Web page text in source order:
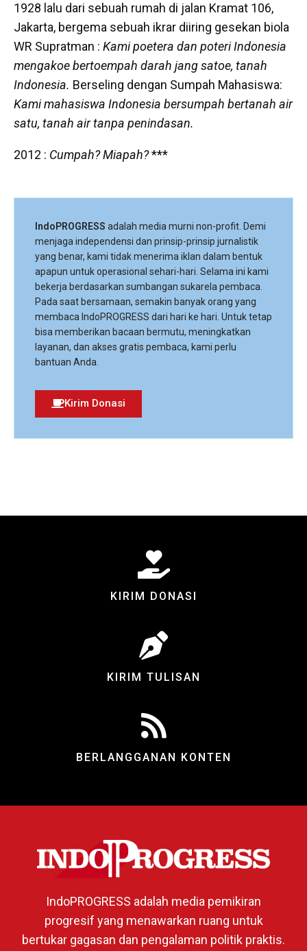
1928 lalu dari sebuah rumah di jalan Kramat 106,
Jakarta, bergema sebuah ikrar diiring gesekan biola
WR Supratman : Kami poetera dan poteri Indonesia
mengakoe bertoempah darah jang satoe, tanah
Indonesia. Berseling dengan Sumpah Mahasiswa:
Kami mahasiswa Indonesia bersumpah bertanah air
satu, tanah air tanpa penindasan.
2012 : Cumpah? Miapah?***
IndoPROGRESS adalah media murni non-profit. Demi
menjaga independensi dan prinsip-prinsip jurnalistik
yang benar, kami tidak menerima iklan dalam bentuk
apapun untuk operasional sehari-hari. Selama ini kami
bekerja berdasarkan sumbangan sukarela pembaca.
Pada saat bersamaan, semakin banyak orang yang
membaca IndoPROGRESS dari hari ke hari. Untuk tetap
bisa memberikan bacaan bermutu, meningkatkan
layanan, dan akses gratis pembaca, kami perlu
bantuan Anda.
Kirim Donasi
KIRIM DONASI
KIRIM TULISAN
BERLANGGANAN KONTEN
IndoPROGRESS adalah media pemikiran
progresif yang menawarkan ruang untuk
bertukar gagasan dan pengalaman politik praktis.